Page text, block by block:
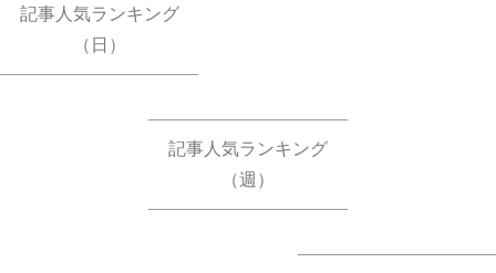
記事人気ランキング
（日）
記事人気ランキング
（週）